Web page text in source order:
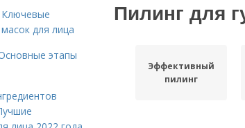
Пилинг для
Эффективный
пилинг
Ключевые
для лица
этапы